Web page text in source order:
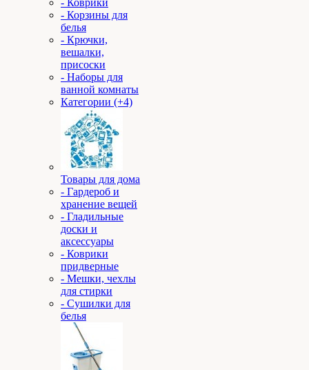
- Коврики
- Корзины для
белья
- Крючки,
вешалки,
присоски
- Наборы для
ванной комнаты
Категории (+4)
Товары для дома
- Гардероб и
хранение вещей
- Гладильные
доски и
аксессуары
- Коврики
придверные
- Мешки, чехлы
для стирки
- Сушилки для
белья